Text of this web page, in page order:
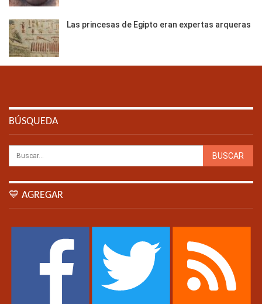
Las princesas de Egipto eran expertas arqueras
BÚSQUEDA
💙 AGREGAR